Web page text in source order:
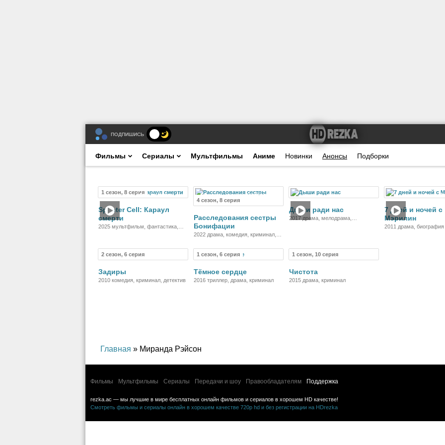
ПОДПИШИСЬ
Фильмы Сериалы Мультфильмы Аниме Новинки Анонсы Подборки
1 сезон, 8 серияМультсериал
Splinter Cell: Караул
смерти
2025 мультфильм, фантастика,
4 сезон, 8 серия
Сериал
Расследования сестры
Бонифации
2022 драма, комедия, криминал,
Дыши ради нас
2017 драма, мелодрама,
7 дней и ночей с
Мэрилин
2011 драма, биография
2 сезон, 6 серия
Задиры
2010 комедия, криминал, детектив
1 сезон, 6 серия
Тёмное сердце
2016 триллер, драма, криминал
1 сезон, 10 серия
Чистота
2015 драма, криминал
Главная » Миранда Рэйсон
Фильмы Мультфильмы Сериалы Передачи и шоу Правообладателям Поддержка
rezka.ac — мы лучшие в мире бесплатных онлайн фильмов и сериалов в хорошем HD качестве!
Смотреть фильмы и сериалы онлайн в хорошем качестве 720p hd и без регистрации на HDrezka